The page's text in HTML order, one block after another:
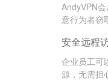
AndyVPN
意行为者窃
安全远程
企业员工可
源，无需担